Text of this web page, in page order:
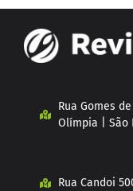
Rua Gomes
Olímpia | São
Rua Candoi